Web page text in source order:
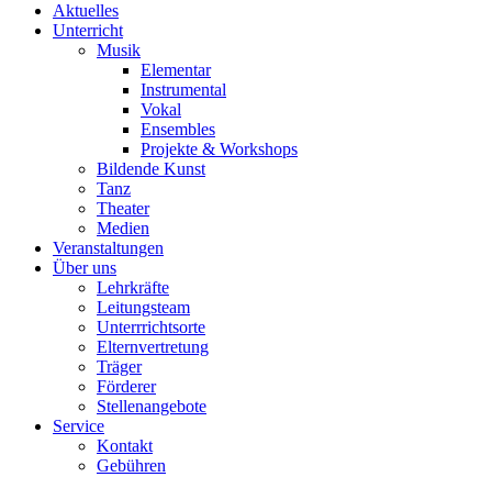
Aktuelles
Unterricht
Musik
Elementar
Instrumental
Vokal
Ensembles
Projekte & Workshops
Bildende Kunst
Tanz
Theater
Medien
Veranstaltungen
Über uns
Lehrkräfte
Leitungsteam
Unterrrichtsorte
Elternvertretung
Träger
Förderer
Stellenangebote
Service
Kontakt
Gebühren